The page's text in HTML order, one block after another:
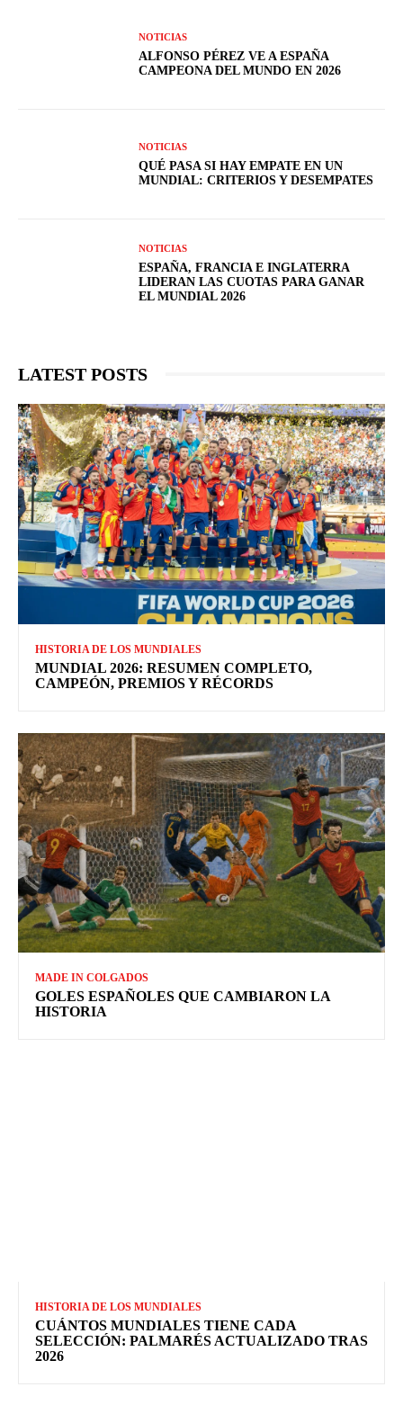
NOTICIAS
ALFONSO PÉREZ VE A ESPAÑA
CAMPEONA DEL MUNDO EN 2026
NOTICIAS
QUÉ PASA SI HAY EMPATE EN UN
MUNDIAL: CRITERIOS Y DESEMPATES
NOTICIAS
ESPAÑA, FRANCIA E INGLATERRA
LIDERAN LAS CUOTAS PARA GANAR
EL MUNDIAL 2026
LATEST POSTS
HISTORIA DE LOS MUNDIALES
MUNDIAL 2026: RESUMEN COMPLETO,
CAMPEÓN, PREMIOS Y RÉCORDS
MADE IN COLGADOS
GOLES ESPAÑOLES QUE CAMBIARON LA
HISTORIA
HISTORIA DE LOS MUNDIALES
CUÁNTOS MUNDIALES TIENE CADA
SELECCIÓN: PALMARÉS ACTUALIZADO TRAS
2026